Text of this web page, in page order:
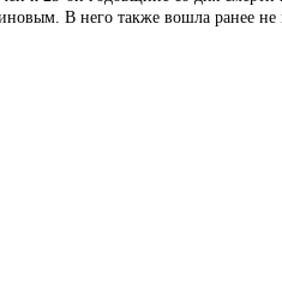
В него также вошла ранее